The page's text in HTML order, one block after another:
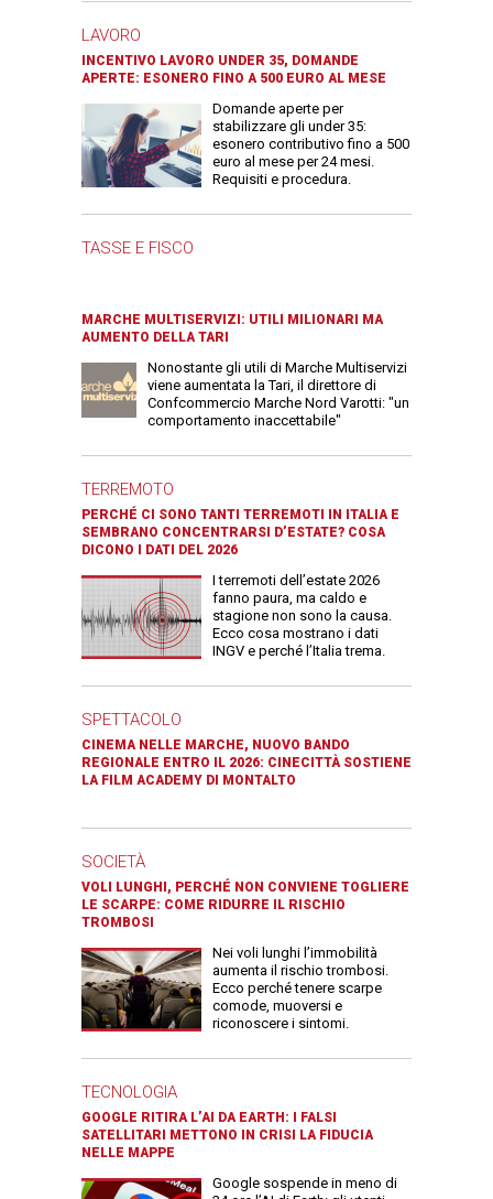
LAVORO
INCENTIVO LAVORO UNDER 35, DOMANDE
APERTE: ESONERO FINO A 500 EURO AL MESE
Domande aperte per
stabilizzare gli under 35:
esonero contributivo fino a 500
euro al mese per 24 mesi.
Requisiti e procedura.
TASSE E FISCO
MARCHE MULTISERVIZI: UTILI MILIONARI MA
AUMENTO DELLA TARI
Nonostante gli utili di Marche Multiservizi
viene aumentata la Tari, il direttore di
Confcommercio Marche Nord Varotti: "un
comportamento inaccettabile"
TERREMOTO
PERCHÉ CI SONO TANTI TERREMOTI IN ITALIA E
SEMBRANO CONCENTRARSI D’ESTATE? COSA
DICONO I DATI DEL 2026
I terremoti dell’estate 2026
fanno paura, ma caldo e
stagione non sono la causa.
Ecco cosa mostrano i dati
INGV e perché l’Italia trema.
SPETTACOLO
CINEMA NELLE MARCHE, NUOVO BANDO
REGIONALE ENTRO IL 2026: CINECITTÀ SOSTIENE
LA FILM ACADEMY DI MONTALTO
SOCIETÀ
VOLI LUNGHI, PERCHÉ NON CONVIENE TOGLIERE
LE SCARPE: COME RIDURRE IL RISCHIO
TROMBOSI
Nei voli lunghi l’immobilità
aumenta il rischio trombosi.
Ecco perché tenere scarpe
comode, muoversi e
riconoscere i sintomi.
TECNOLOGIA
GOOGLE RITIRA L’AI DA EARTH: I FALSI
SATELLITARI METTONO IN CRISI LA FIDUCIA
NELLE MAPPE
Google sospende in meno di